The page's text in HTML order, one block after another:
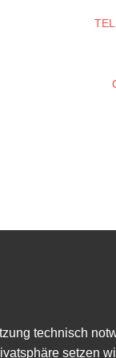
technisch
setzen